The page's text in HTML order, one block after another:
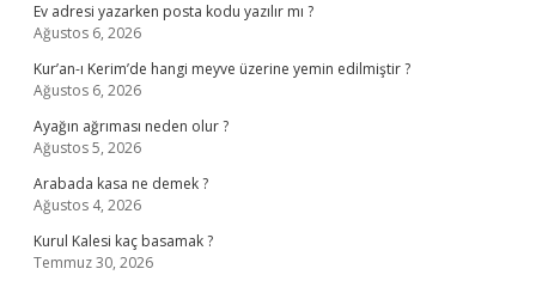
Ev adresi yazarken posta kodu yazılır mı ?
Ağustos 6, 2026
Kur’an-ı Kerim’de hangi meyve üzerine yemin edilmiştir ?
Ağustos 6, 2026
Ayağın ağrıması neden olur ?
Ağustos 5, 2026
Arabada kasa ne demek ?
Ağustos 4, 2026
Kurul Kalesi kaç basamak ?
Temmuz 30, 2026